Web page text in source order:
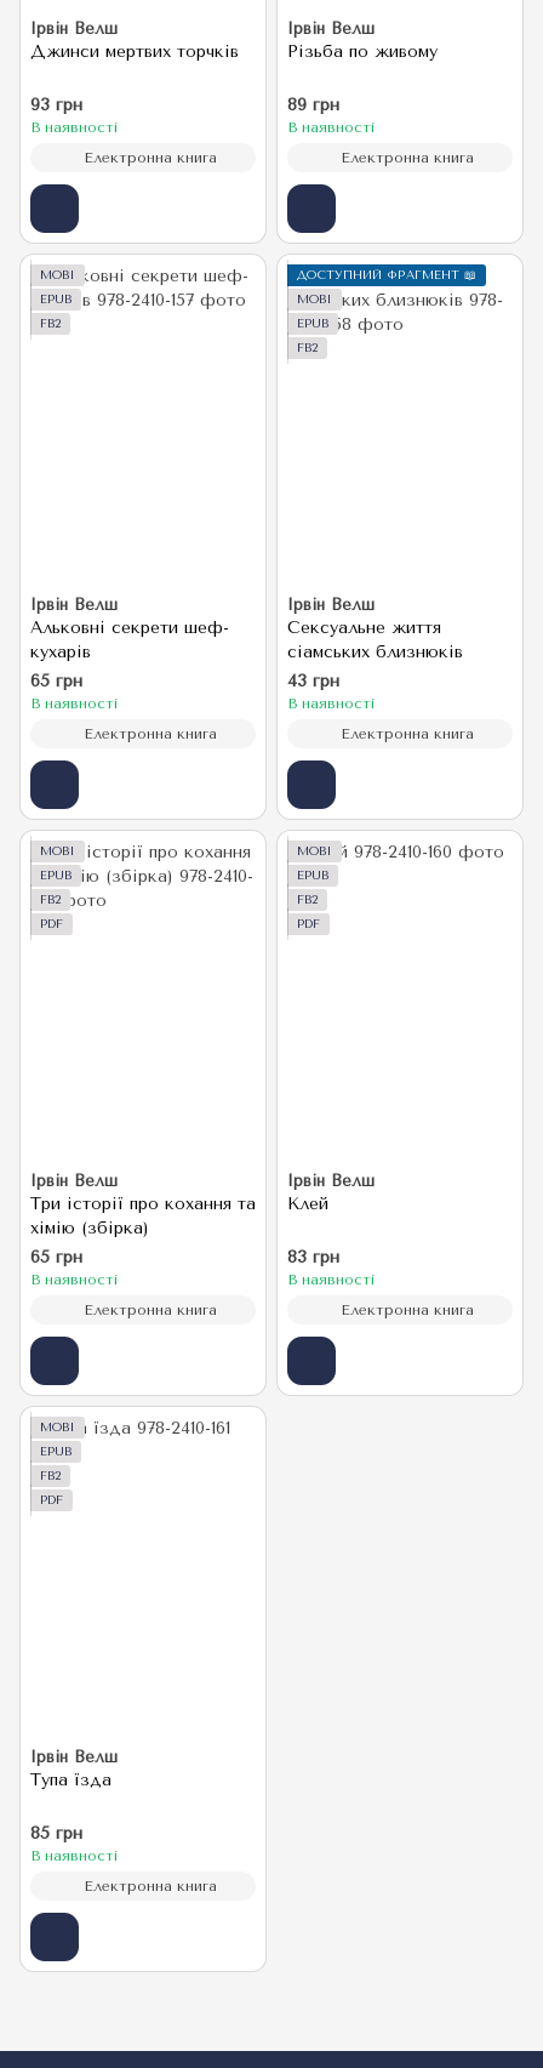
Ірвін Велш
Джинси мертвих торчків
93 грн
В наявності
Електронна книга
Ірвін Велш
Різьба по живому
89 грн
В наявності
Електронна книга
MOBI
EPUB
FB2
Ірвін Велш
Альковні секрети шеф-
кухарів
65 грн
В наявності
Електронна книга
ДОСТУПНИЙ ФРАГМЕНТ 📖
MOBI
EPUB
FB2
Ірвін Велш
Сексуальне життя
сіамських близнюків
43 грн
В наявності
Електронна книга
MOBI
EPUB
FB2
PDF
Ірвін Велш
Три історії про кохання та
хімію (збірка)
65 грн
В наявності
Електронна книга
MOBI
EPUB
FB2
PDF
Ірвін Велш
Клей
83 грн
В наявності
Електронна книга
MOBI
EPUB
FB2
PDF
Ірвін Велш
Тупа їзда
85 грн
В наявності
Електронна книга